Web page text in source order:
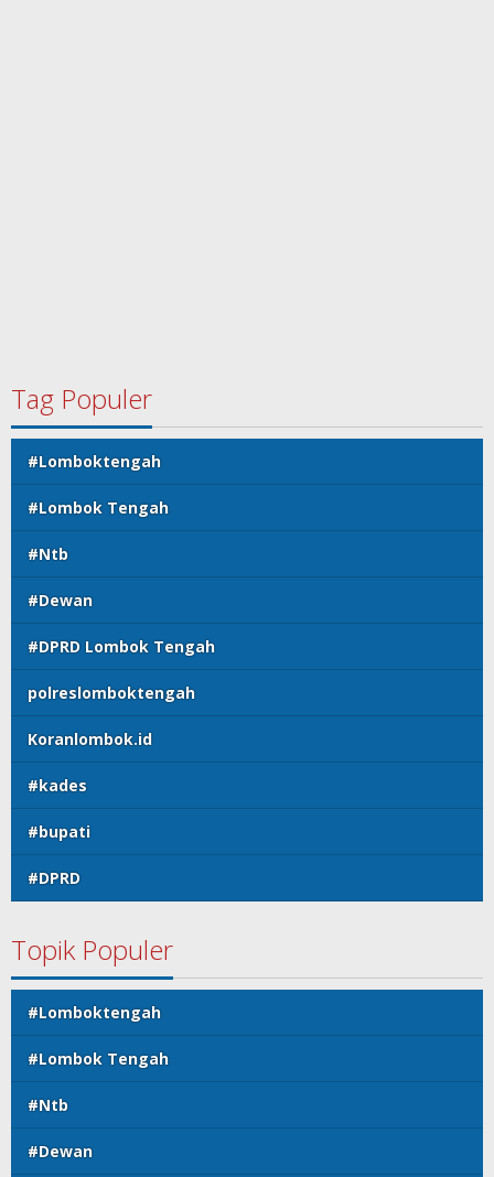
Tag Populer
#Lomboktengah
#Lombok Tengah
#Ntb
#Dewan
#DPRD Lombok Tengah
polreslomboktengah
Koranlombok.id
#kades
#bupati
#DPRD
Topik Populer
#Lomboktengah
#Lombok Tengah
#Ntb
#Dewan